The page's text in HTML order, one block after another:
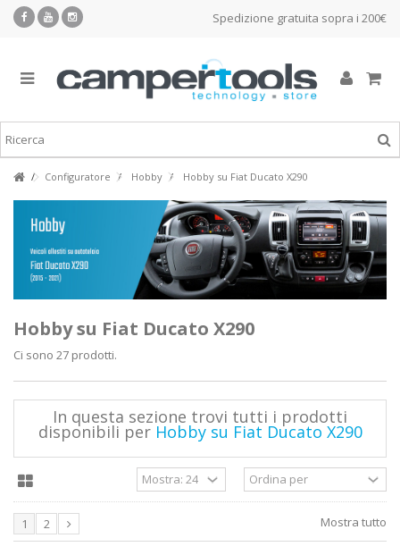
Spedizione gratuita sopra i 200€
Configuratore Hobby Hobby su Fiat Ducato X290
Hobby su Fiat Ducato X290
Ci sono 27 prodotti.
In questa sezione trovi tutti i prodotti
disponibili per Hobby su Fiat Ducato X290
Mostra tutto
1 2